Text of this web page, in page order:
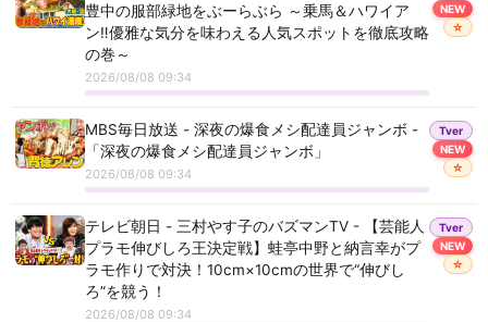
豊中の服部緑地をぶーらぶら ～乗馬＆ハワイア
ン‼優雅な気分を味わえる人気スポットを徹底攻略
の巻～
2026/08/08 09:34
NEW
☆
MBS毎日放送 - 深夜の爆食メシ配達員ジャンボ -
「深夜の爆食メシ配達員ジャンボ」
2026/08/08 09:34
Tver
NEW
☆
テレビ朝日 - 三村やす子のバズマンTV - 【芸能人
プラモ伸びしろ王決定戦】蛙亭中野と納言幸がプ
ラモ作りで対決！10cm×10cmの世界で“伸びし
ろ”を競う！
2026/08/08 09:34
Tver
NEW
☆